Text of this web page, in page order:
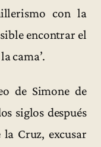
con la
encontrar el
cama’.
de Simone de
siglos después
la Cruz, excusar